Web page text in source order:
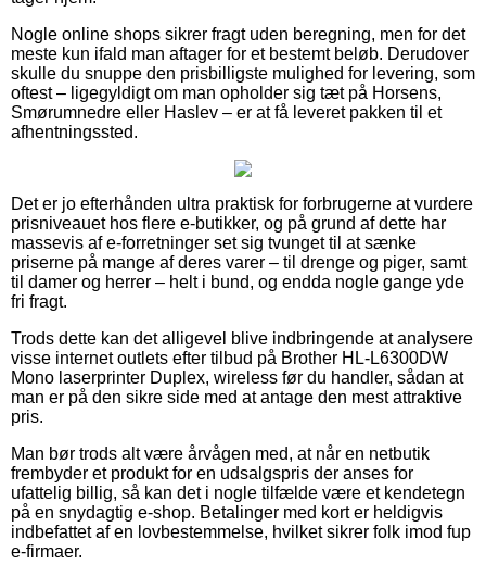
Nogle online shops sikrer fragt uden beregning, men for det
meste kun ifald man aftager for et bestemt beløb. Derudover
skulle du snuppe den prisbilligste mulighed for levering, som
oftest – ligegyldigt om man opholder sig tæt på Horsens,
Smørumnedre eller Haslev – er at få leveret pakken til et
afhentningssted.
Det er jo efterhånden ultra praktisk for forbrugerne at vurdere
prisniveauet hos flere e-butikker, og på grund af dette har
massevis af e-forretninger set sig tvunget til at sænke
priserne på mange af deres varer – til drenge og piger, samt
til damer og herrer – helt i bund, og endda nogle gange yde
fri fragt.
Trods dette kan det alligevel blive indbringende at analysere
visse internet outlets efter tilbud på Brother HL-L6300DW
Mono laserprinter Duplex, wireless før du handler, sådan at
man er på den sikre side med at antage den mest attraktive
pris.
Man bør trods alt være årvågen med, at når en netbutik
frembyder et produkt for en udsalgspris der anses for
ufattelig billig, så kan det i nogle tilfælde være et kendetegn
på en snydagtig e-shop. Betalinger med kort er heldigvis
indbefattet af en lovbestemmelse, hvilket sikrer folk imod fup
e-firmaer.